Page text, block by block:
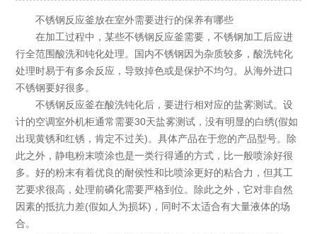
不锈钢反应釜放在室外需要进行的保养有哪些
在加工过程中，某些不锈钢反应釜需要，不锈钢加工后应进
行全范围酸洗和钝化处理。国内不锈钢因为杂质较多，酸洗钝化
处理时易于有多余反应，导致掉色或是保护不均匀。从海外进口
不锈钢要好很多。
不锈钢反应釜在酸洗钝化后，要进行相对应的盐雾测试。设
计的空调室外机柜通常需要30天盐雾测试，没有明显的白绣(假如
出现黄锈和红锈，肯定不过关)。具体产品在于您的产品型号。除
此之外，静电粉末喷涂也是一类行得通的方式，比一般喷涂好很
多。好的粉末有着优良的耐侯性和比喷涂更好的粘合力，但其工
艺要求很高，处理前磷化需要严格到位。除此之外，它对非自然
因素的抵抗力差(假如人为损坏)，同时不太适合有大量液体的场
合。